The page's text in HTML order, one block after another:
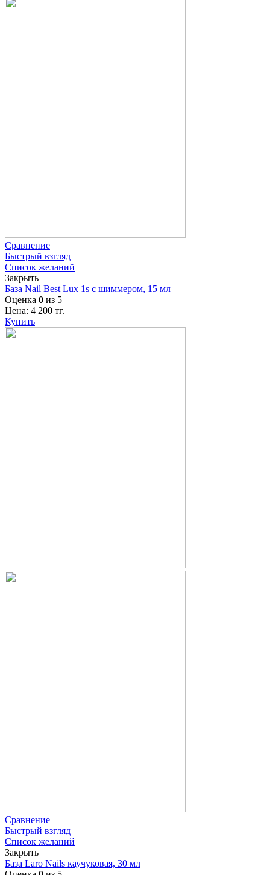
Сравнение
Быстрый взгляд
Список желаний
Закрыть
База Nail Best Lux 1s с шиммером, 15 мл
Оценка 0 из 5
Цена: 4 200 тг.
Купить
Сравнение
Быстрый взгляд
Список желаний
Закрыть
База Laro Nails каучуковая, 30 мл